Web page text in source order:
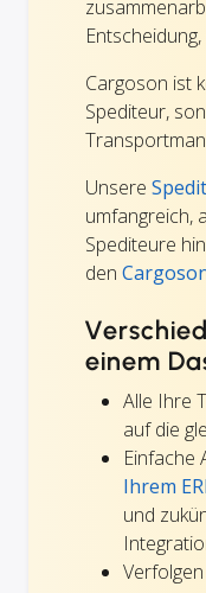
Cargoson ist
Spediteur,
Unsere
umfangreich,
Spediteure
den
einem
Alle Ihre
auf die
Einfache
Ihrem
und